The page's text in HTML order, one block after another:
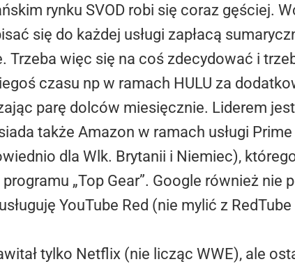
rynku SVOD robi się coraz gęściej.
się do każdej usługi zapłacą
Trzeba więc się na coś zdecydować i
czasu np w ramach HULU za
parę dolców miesięcznie. Liderem
także Amazon w ramach usługi
dla Wlk. Brytanii i Niemiec),
„Top Gear”. Google również nie
YouTube Red (nie mylić z
tylko Netflix (nie licząc WWE), ale